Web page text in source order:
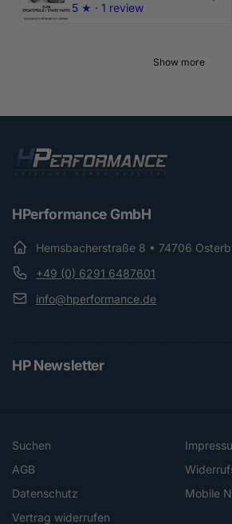
5 ★ · 1 review
Show more
HPerformance GmbH
Hemsbacherstraße 8 • 74706
+49 (0) 6291 6487601
info@hperformance.de
HP Newsletter
Suchen
AGB
Datenschutz
Mobile
Vertrag widerrufen